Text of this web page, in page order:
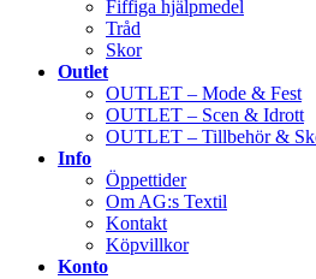
Fiffiga hjälpmedel
Tråd
Skor
Outlet
OUTLET – Mode & Fest
OUTLET – Scen & Idrott
OUTLET – Tillbehör &
Info
Öppettider
Om AG:s Textil
Kontakt
Köpvillkor
Konto